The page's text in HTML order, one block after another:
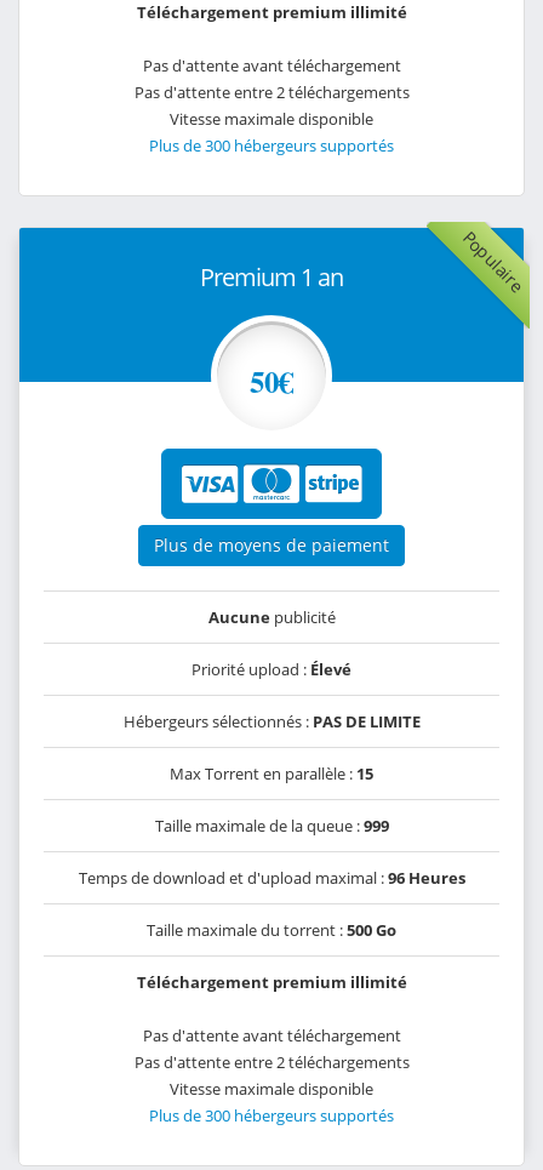
Téléchargement premium illimité
Pas d'attente avant téléchargement
Pas d'attente entre 2 téléchargements
Vitesse maximale disponible
Plus de 300 hébergeurs supportés
Populaire
Premium 1 an
50€
Plus de moyens de paiement
Aucunepublicité
Priorité upload : Élevé
Hébergeurs sélectionnés : PAS DE LIMITE
Max Torrent en parallèle : 15
Taille maximale de la queue :999
Temps de download et d'upload maximal :96 Heures
Taille maximale du torrent :500 Go
Téléchargement premium illimité
Pas d'attente avant téléchargement
Pas d'attente entre 2 téléchargements
Vitesse maximale disponible
Plus de 300 hébergeurs supportés